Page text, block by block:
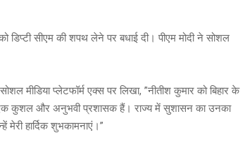
डिप्टी सीएम की शपथ लेने पर बधाई दी। पीएम मोदी ने सोशल
मीडिया प्लेटफॉर्म एक्स पर लिखा, ”नीतीश कुमार को बिहार के
कुशल और अनुभवी प्रशासक हैं। राज्य में सुशासन का उनका
मेरी हार्दिक शुभकामनाएं।”